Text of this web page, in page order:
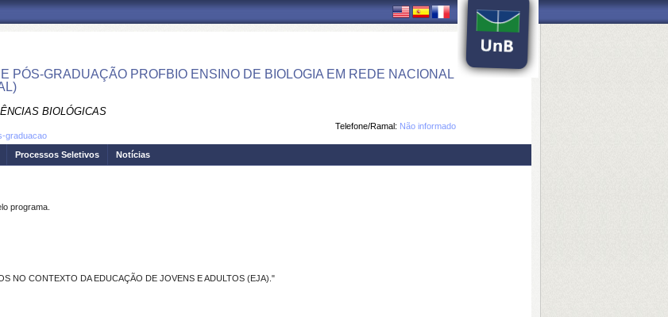
PÓS-GRADUAÇÃO PROFBIO ENSINO DE BIOLOGIA EM REDE NACIONAL
BIOLÓGICAS
Telefone/Ramal: Não informado
graduacao
Processos Seletivos Notícias
programa.
NO CONTEXTO DA EDUCAÇÃO DE JOVENS E ADULTOS (EJA)."